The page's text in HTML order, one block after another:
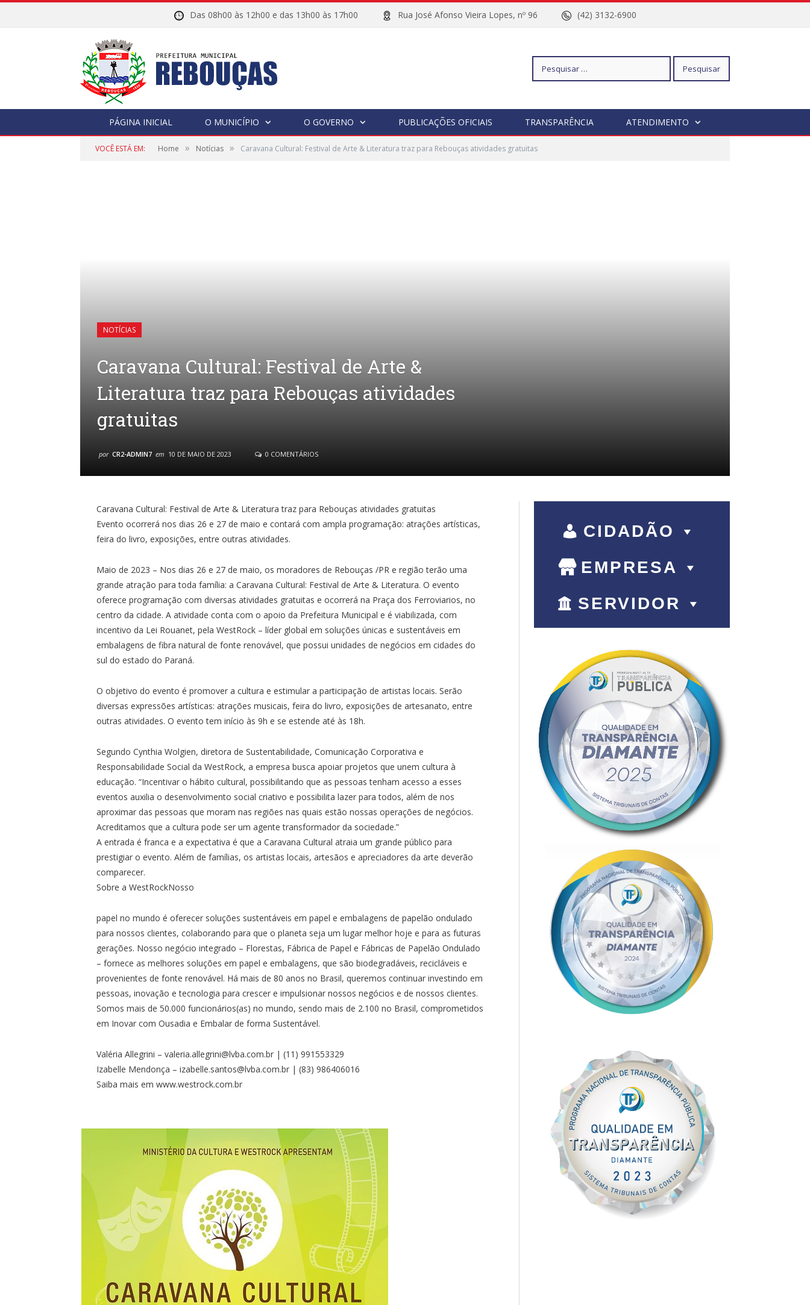
Das 08h00 às 12h00 e das 13h00 às 17h00 Rua José Afonso Vieira Lopes, nº 96 (42) 3132-6900
Pesquisar
por:
PÁGINA INICIAL O MUNICÍPIO O GOVERNO PUBLICAÇÕES OFICIAIS TRANSPARÊNCIA ATENDIMENTO
VOCÊ ESTÁ EM: Home » Notícias » Caravana Cultural: Festival de Arte & Literatura traz para Rebouças atividades gratuitas
NOTÍCIAS
Caravana Cultural: Festival de Arte &
Literatura traz para Rebouças atividades
gratuitas
por CR2-ADMIN7 em 10 DE MAIO DE 2023 0 COMENTÁRIOS
Caravana Cultural: Festival de Arte & Literatura traz para Rebouças atividades gratuitas
Evento ocorrerá nos dias 26 e 27 de maio e contará com ampla programação: atrações artísticas,
feira do livro, exposições, entre outras atividades.
Maio de 2023 – Nos dias 26 e 27 de maio, os moradores de Rebouças /PR e região terão uma
grande atração para toda família: a Caravana Cultural: Festival de Arte & Literatura. O evento
oferece programação com diversas atividades gratuitas e ocorrerá na Praça dos Ferroviarios, no
centro da cidade. A atividade conta com o apoio da Prefeitura Municipal e é viabilizada, com
incentivo da Lei Rouanet, pela WestRock – líder global em soluções únicas e sustentáveis em
embalagens de fibra natural de fonte renovável, que possui unidades de negócios em cidades do
sul do estado do Paraná.
O objetivo do evento é promover a cultura e estimular a participação de artistas locais. Serão
diversas expressões artísticas: atrações musicais, feira do livro, exposições de artesanato, entre
outras atividades. O evento tem início às 9h e se estende até às 18h.
Segundo Cynthia Wolgien, diretora de Sustentabilidade, Comunicação Corporativa e
Responsabilidade Social da WestRock, a empresa busca apoiar projetos que unem cultura à
educação. “Incentivar o hábito cultural, possibilitando que as pessoas tenham acesso a esses
eventos auxilia o desenvolvimento social criativo e possibilita lazer para todos, além de nos
aproximar das pessoas que moram nas regiões nas quais estão nossas operações de negócios.
Acreditamos que a cultura pode ser um agente transformador da sociedade.”
A entrada é franca e a expectativa é que a Caravana Cultural atraia um grande público para
prestigiar o evento. Além de famílias, os artistas locais, artesãos e apreciadores da arte deverão
comparecer.
Sobre a WestRockNosso
papel no mundo é oferecer soluções sustentáveis em papel e embalagens de papelão ondulado
para nossos clientes, colaborando para que o planeta seja um lugar melhor hoje e para as futuras
gerações. Nosso negócio integrado – Florestas, Fábrica de Papel e Fábricas de Papelão Ondulado
– fornece as melhores soluções em papel e embalagens, que são biodegradáveis, recicláveis e
provenientes de fonte renovável. Há mais de 80 anos no Brasil, queremos continuar investindo em
pessoas, inovação e tecnologia para crescer e impulsionar nossos negócios e de nossos clientes.
Somos mais de 50.000 funcionários(as) no mundo, sendo mais de 2.100 no Brasil, comprometidos
em Inovar com Ousadia e Embalar de forma Sustentável.
Valéria Allegrini – valeria.allegrini@lvba.com.br | (11) 991553329
Izabelle Mendonça – izabelle.santos@lvba.com.br | (83) 986406016
Saiba mais em www.westrock.com.br
CIDADÃO
EMPRESA
SERVIDOR